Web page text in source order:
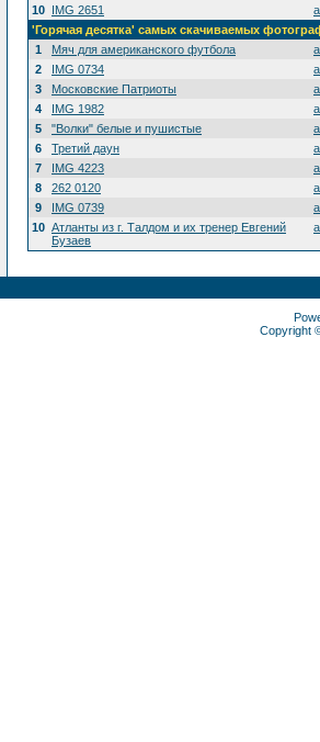
10 IMG 2651
'Горячая десятка' самых скачиваемых
1
Мяч для американского футбола
2
IMG 0734
3
Московские Патриоты
4
IMG 1982
5
"Волки" белые и пушистые
6
Третий даун
7
IMG 4223
8
262 0120
9
IMG 0739
10 Атланты из г. Талдом и их тренер Евгений
Бузаев
Copyright